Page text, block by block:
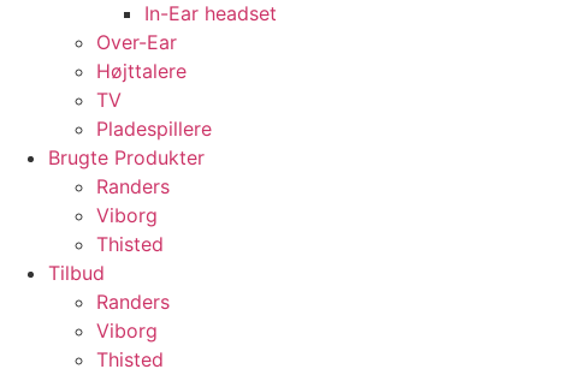
In-Ear headset
Over-Ear
Højttalere
TV
Pladespillere
Brugte Produkter
Randers
Viborg
Thisted
Tilbud
Randers
Viborg
Thisted